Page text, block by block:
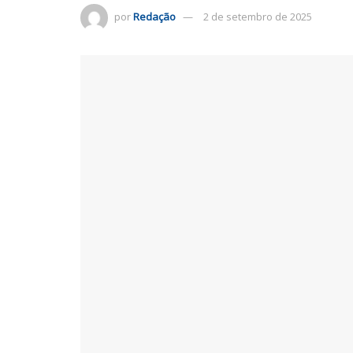
porRedação 2 de setembro de 2025